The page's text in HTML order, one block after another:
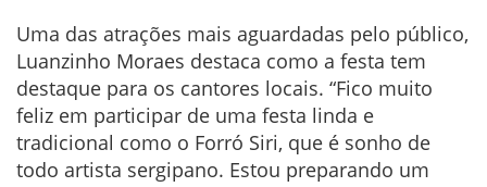
Uma das atrações mais aguardadas pelo público,
Luanzinho Moraes destaca como a festa tem
destaque para os cantores locais. “Fico muito
feliz em participar de uma festa linda e
tradicional como o Forró Siri, que é sonho de
todo artista sergipano. Estou preparando um